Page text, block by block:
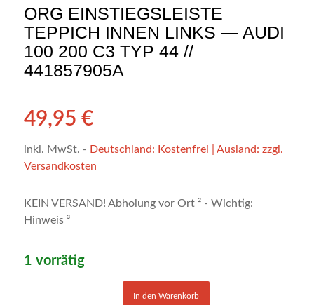
ORG EINSTIEGSLEISTE
TEPPICH INNEN LINKS — AUDI
100 200 C3 TYP 44 //
441857905A
49,95 €
inkl. MwSt. - Deutschland: Kostenfrei | Ausland: zzgl.
Versandkosten
KEIN VERSAND! Abholung vor Ort ² - Wichtig:
Hinweis ³
1 vorrätig
In den Warenkorb